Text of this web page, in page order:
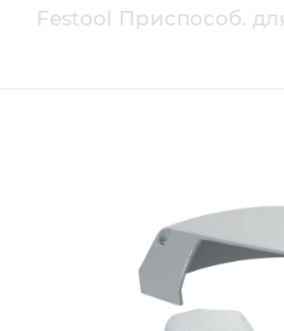
Festool Приспособ.